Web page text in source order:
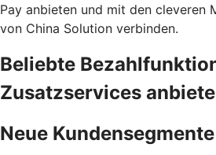
Pay anbieten und mit den cleveren
von China Solution verbinden.
Beliebte
Zusatzservices
Neue